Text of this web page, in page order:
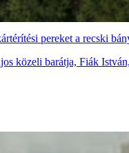
pereket a recski
közeli barátja, Fiák